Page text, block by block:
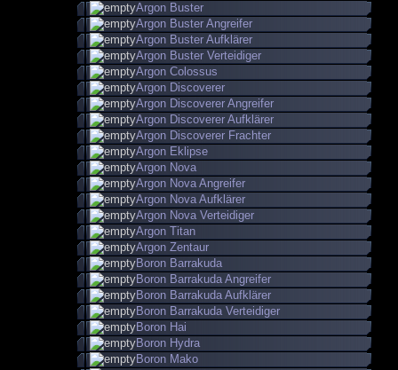
Argon Buster
Argon Buster Angreifer
Argon Buster Aufklärer
Argon Buster Verteidiger
Argon Colossus
Argon Discoverer
Argon Discoverer Angreifer
Argon Discoverer Aufklärer
Argon Discoverer Frachter
Argon Eklipse
Argon Nova
Argon Nova Angreifer
Argon Nova Aufklärer
Argon Nova Verteidiger
Argon Titan
Argon Zentaur
Boron Barrakuda
Boron Barrakuda Angreifer
Boron Barrakuda Aufklärer
Boron Barrakuda Verteidiger
Boron Hai
Boron Hydra
Boron Mako